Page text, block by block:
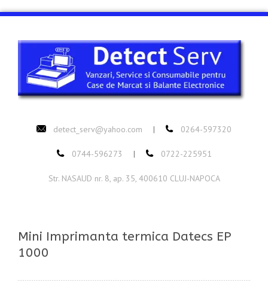
detect_serv@yahoo.com 0264-597320
0744-596273 0722-225951
Str. NASAUD nr. 8, ap. 35, 400610 CLUJ-NAPOCA
Mini Imprimanta termica Datecs EP
1000